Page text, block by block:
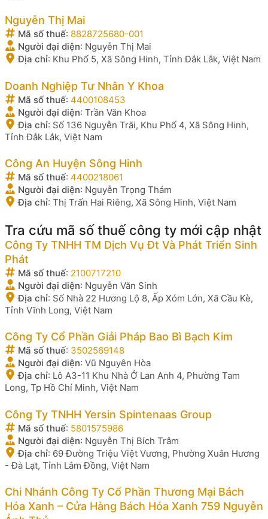
Nguyễn Thị Mai
Mã số thuế: 8828725680-001
Người đại diện: Nguyễn Thị Mai
Địa chỉ: Khu Phố 5, Xã Sông Hinh, Tỉnh Đắk Lắk, Việt Nam
Doanh Nghiệp Tư Nhân Y Khoa
Mã số thuế: 4400108453
Người đại diện: Trần Văn Khoa
Địa chỉ: Số 136 Nguyễn Trãi, Khu Phố 4, Xã Sông Hinh,
Tỉnh Đắk Lắk, Việt Nam
Công An Huyện Sông Hinh
Mã số thuế: 4400218061
Người đại diện: Nguyễn Trọng Thám
Địa chỉ: Thị Trấn Hai Riêng, Xã Sông Hinh, Việt Nam
Tra cứu mã số thuế công ty mới cập nhật
Công Ty TNHH TM Dịch Vụ Đt Và Phát Triển Sinh
Phát
Mã số thuế: 2100717210
Người đại diện: Nguyễn Văn Sinh
Địa chỉ: Số Nhà 22 Hương Lộ 8, Ấp Xóm Lớn, Xã Cầu Kè,
Tỉnh Vĩnh Long, Việt Nam
Công Ty Cổ Phần Giải Pháp Bao Bì Bạch Kim
Mã số thuế: 3502569148
Người đại diện: Vũ Nguyên Hòa
Địa chỉ: Lô A3-11 Khu Nhà Ở Lan Anh 4, Phường Tam
Long, Tp Hồ Chí Minh, Việt Nam
Công Ty TNHH Yersin Spintenaas Group
Mã số thuế: 5801575986
Người đại diện: Nguyễn Thị Bích Trâm
Địa chỉ: 69 Đường Triệu Việt Vương, Phường Xuân Hương
- Đà Lạt, Tỉnh Lâm Đồng, Việt Nam
Chi Nhánh Công Ty Cổ Phần Thương Mại Bách
Hóa Xanh – Cửa Hàng Bách Hóa Xanh 759 Nguyễn